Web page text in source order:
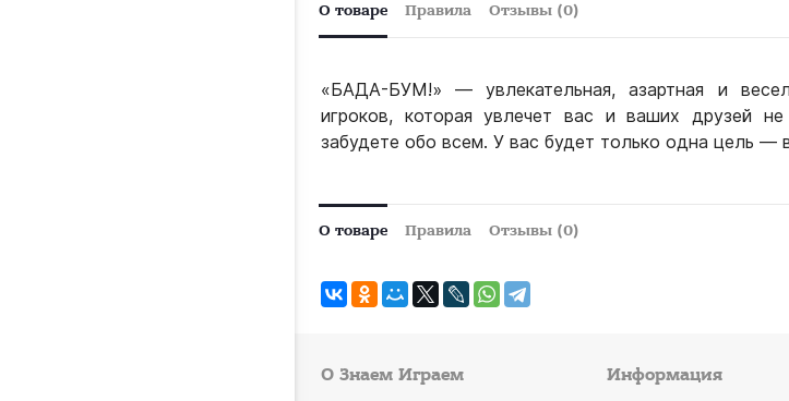
О товаре Правила Отзывы (0)
«БАДА-БУМ!» — увлекательная, азартная и
игроков, которая увлечет вас и ваших друзей
забудете обо всем. У вас будет только одна цель —
О товаре Правила Отзывы (0)
О Знаем Играем Информация